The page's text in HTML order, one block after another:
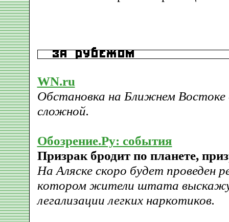
WN.ru
Обстановка на Ближнем Востоке
сложной.
Обозрение.Ру: события
Призрак бродит по планете,
На Аляске скоро будет проведен
котором жители штата
легализации легких наркотиков.